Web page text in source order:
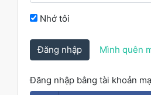
Nhớ tôi
Đăng nhập Mình quên
Đăng nhập bằng tài khoản